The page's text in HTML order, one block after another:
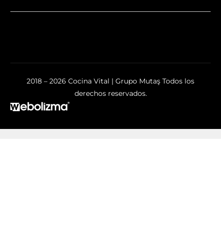
2018 – 2026 Cocina Vital | Grupo Mutaş Todos los
derechos reservados.